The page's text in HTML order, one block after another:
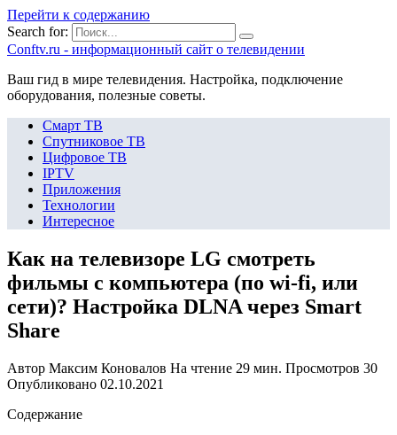
Перейти к содержанию
Search for:
Сonftv.ru - информационный сайт о телевидении
Ваш гид в мире телевидения. Настройка, подключение
оборудования, полезные советы.
Смарт ТВ
Спутниковое ТВ
Цифровое ТВ
IPTV
Приложения
Технологии
Интересное
Как на телевизоре LG смотреть
фильмы с компьютера (по wi-fi, или
сети)? Настройка DLNA через Smart
Share
Автор Максим Коновалов На чтение 29 мин. Просмотров 30
Опубликовано 02.10.2021
Содержание